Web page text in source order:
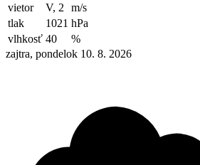
vietor
V, 2
m/s
tlak
1021 hPa
vlhkosť 40
%
zajtra, pondelok 10. 8. 2026